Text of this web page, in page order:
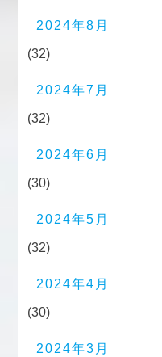
2024年8月
(32)
2024年7月
(32)
2024年6月
(30)
2024年5月
(32)
2024年4月
(30)
2024年3月